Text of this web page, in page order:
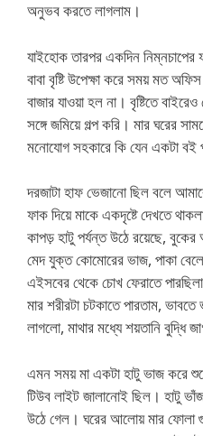
অনুভব করতে লাগলাম।
যাইহোক তারপর একদিন নিম্নচাপের
বাবা বৃষ্টি উপেক্ষা করে সময় মত
বাজার যাওয়া হল না। বৃষ্টিতে
সঙ্গে জমিয়ে গল্প করি। মার ঘরের
মনোযোগ সহকারে কি যেন একটা বই
দরজাটা হাফ ভেজানো ছিল বলে
ফাক দিয়ে মাকে একদৃষ্টে দেখতে
কাপড় হাটু পর্যন্ত উঠে রয়েছে,
মেদ যুক্ত কোমোরের ভাজ, পাকা
এইসবের থেকে চোখ ফেরাতে
মার শরীরটা চটকাতে পারতাম,
লাগলো, মাথার মধ্যে শয়তানি বুদ্ধি
এমন সময় মা একটা হাটু ভাজ করে
টিউব লাইট জালানোই ছিল। হাটু
উঠে গেল। ঘরের আলোয় মার ফোলা